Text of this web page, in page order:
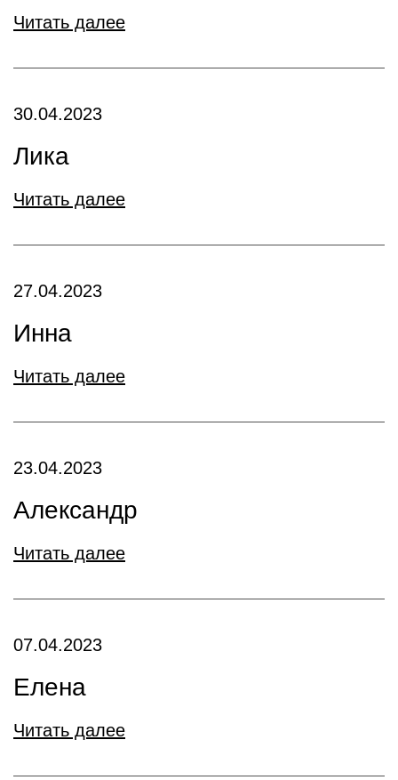
Читать далее
30.04.2023
Лика
Читать далее
27.04.2023
Инна
Читать далее
23.04.2023
Александр
Читать далее
07.04.2023
Елена
Читать далее